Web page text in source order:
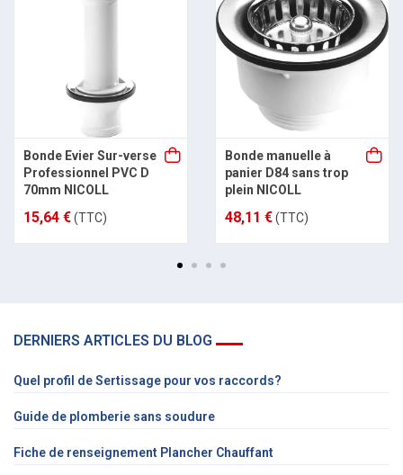
Bonde Evier Sur-verse
Professionnel PVC D
70mm NICOLL
15,64 €(TTC)
Bonde manuelle à
panier D84 sans trop
plein NICOLL
48,11 €(TTC)
DERNIERS ARTICLES DU BLOG
Quel profil de Sertissage pour vos raccords?
Guide de plomberie sans soudure
Fiche de renseignement Plancher Chauffant